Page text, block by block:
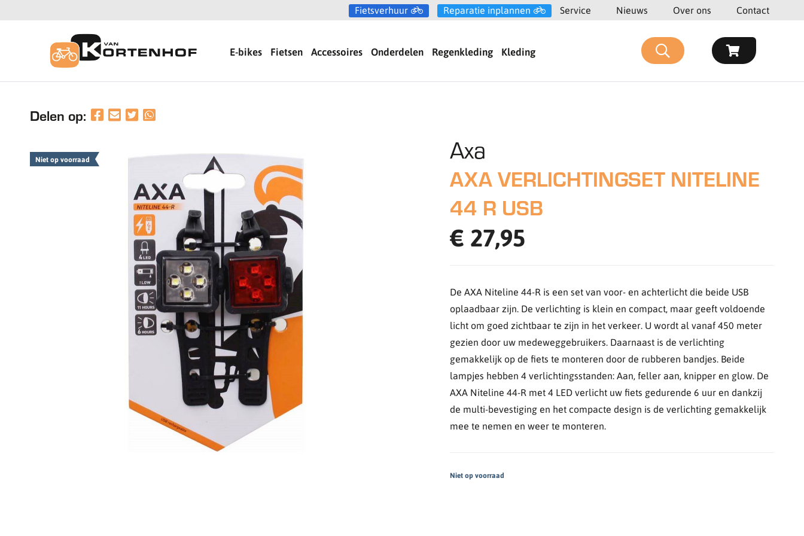
Fietsverhuur Reparatie inplannen Service Nieuws Over ons Contact
E-bikes Fietsen Accessoires Onderdelen Regenkleding Kleding
Delen op:
Niet op voorraad Axa
AXA VERLICHTINGSET NITELINE
44 R USB
€ 27,95
De AXA Niteline 44-R is een set van voor- en achterlicht die beide USB
oplaadbaar zijn. De verlichting is klein en compact, maar geeft voldoende
licht om goed zichtbaar te zijn in het verkeer. U wordt al vanaf 450 meter
gezien door uw medeweggebruikers. Daarnaast is de verlichting
gemakkelijk op de fiets te monteren door de rubberen bandjes. Beide
lampjes hebben 4 verlichtingsstanden: Aan, feller aan, knipper en glow. De
AXA Niteline 44-R met 4 LED verlicht uw fiets gedurende 6 uur en dankzij
de multi-bevestiging en het compacte design is de verlichting gemakkelijk
mee te nemen en weer te monteren.
Niet op voorraad